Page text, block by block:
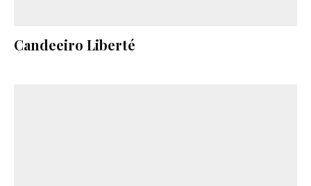
Candeeiro Liberté